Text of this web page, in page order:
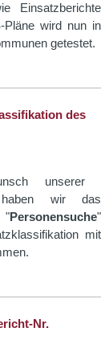
Einsatzberichte
Pläne wird nun in
getestet.
des
unserer
wir das
"Personensuche"
mit
Nr.